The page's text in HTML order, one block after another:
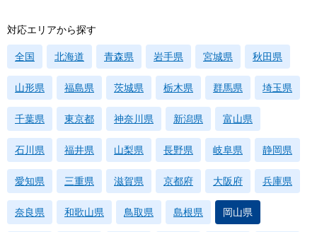
対応エリアから探す
全国 北海道 青森県 岩手県 宮城県 秋田県
山形県 福島県 茨城県 栃木県 群馬県 埼玉県
千葉県 東京都 神奈川県 新潟県 富山県
石川県 福井県 山梨県 長野県 岐阜県 静岡県
愛知県 三重県 滋賀県 京都府 大阪府 兵庫県
奈良県 和歌山県 鳥取県 島根県 岡山県